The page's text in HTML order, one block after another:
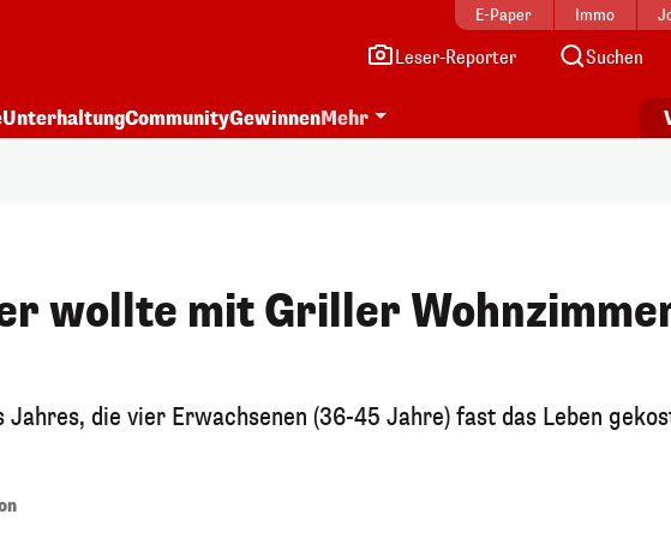
E-Paper Immo
Leser-Reporter Suchen
UnterhaltungCommunityGewinnenMehr
wollte mit Griller
Jahres, die vier Erwachsenen (36-45 Jahre) fast das Leben